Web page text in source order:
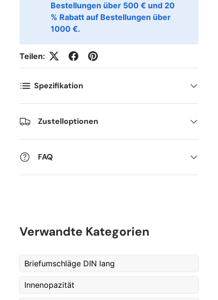
*
Kommentarer
Bestellungen über 500 € und 20
% Rabatt auf Bestellungen über
1000 €.
Teilen:
Spezifikation
Zustelloptionen
FAQ
Verwandte Kategorien
Briefumschläge DIN lang
Innenopazität